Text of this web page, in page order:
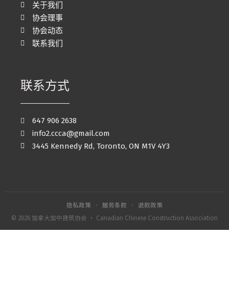
关于我们
协会理事
协会动态
联系我们
联系方式
647 906 2638
info2.ccca@gmail.com
3445 Kennedy Rd, Toronto, ON M1V 4Y3
隐私政策 · 服务条款 ·
退款政策
© 2026 加拿大加中建筑协会 · Canadian Chinese Construction Association